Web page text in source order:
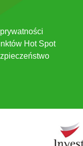
Hot Spot